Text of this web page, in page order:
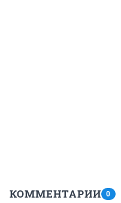
КОММЕНТАРИИ 0